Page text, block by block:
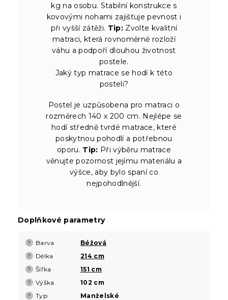
kg na osobu. Stabilní konstrukce s
kovovými nohami zajišťuje pevnost i
při vyšší zátěži. Tip: Zvolte kvalitní
matraci, která rovnoměrně rozloží
váhu a podpoří dlouhou životnost
postele.
Jaký typ matrace se hodí k této
posteli?
Postel je uzpůsobena pro matraci o
rozměrech 140 x 200 cm. Nejlépe se
hodí středně tvrdé matrace, které
poskytnou pohodlí a potřebnou
oporu. Tip: Při výběru matrace
věnujte pozornost jejímu materiálu a
výšce, aby bylo spaní co
nejpohodlnější.
Doplňkové parametry
? Barva Béžová
? Délka 214 cm
? Šířka 151 cm
? Výška 102 cm
? Typ Manželské